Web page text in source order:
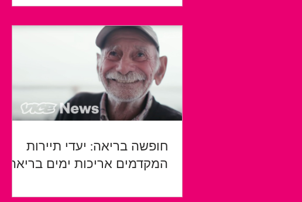
חופשה בריאה: יעדי תיירות
המקדמים אריכות ימים בריאה